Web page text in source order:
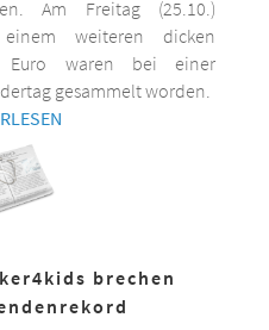
Am Freitag (25.10.)
weiteren dicken
Euro waren bei einer
gesammelt worden.
brechen